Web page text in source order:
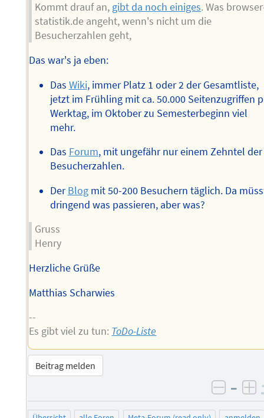
Kommt drauf an, gibt da noch einiges. Was
statistik.de angeht, wenn's nicht um die
Besucherzahlen geht,
Das war's ja eben:
Das Wiki, immer Platz 1 oder 2 der Gesamtliste,
jetzt im Frühling mit ca. 50.000 Seitenzugriffen
Werktag, im Oktober zu Semesterbeginn viel
mehr.
Das Forum, mit ungefähr nur einem Zehntel der
Besucherzahlen.
DerBlogmit 50-200 Besuchern täglich. Da
dringend was passieren, aber was?
Gruss
Henry
Herzliche Grüße
Matthias Scharwies
--
Es gibt viel zu tun: ToDo-Liste
Beitrag melden
–